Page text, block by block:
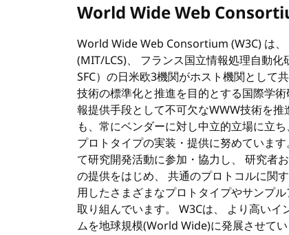
World Wide Web
World Wide Web Consortium (W3C) は
(MIT/LCS)、 フランス国立情報処理自動化
SFC）の日米欧3機関がホスト機関として
技術の標準化と推進を目的とする国際学術
報提供手段として不可欠なWWW技術を推
も、常にベンダーに対し中立的立場に立
プロトタイプの実装・提供に努めていま
て研究開発活動に参加・協力し、 研究者
の提供をはじめ、 共通のプロトコルに関
用したさまざまなプロトタイプやサンプ
取り組んでいます。 W3Cは、 より高いイ
ムを地球規模(World Wide)に発展させてい